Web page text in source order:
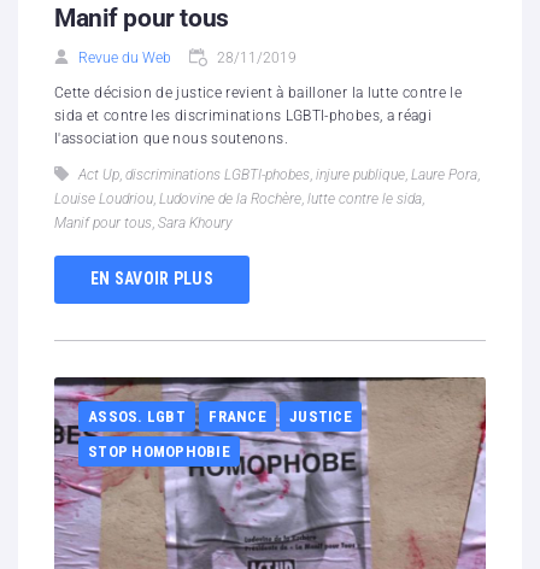
Manif pour tous
Revue du Web 28/11/2019
Cette décision de justice revient à bailloner la lutte contre le
sida et contre les discriminations LGBTI-phobes, a réagi
l'association que nous soutenons.
Act Up discriminations LGBTI-phobes injure publique Laure Pora
Louise Loudriou Ludovine de la Rochère lutte contre le sida
Manif pour tous Sara Khoury
EN SAVOIR PLUS
ASSOS. LGBT FRANCE
JUSTICE
STOP HOMOPHOBIE